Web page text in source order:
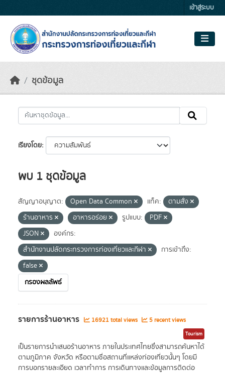
เข้าสู่ระบบ
ชุดข้อมูล
เรียงโดย
พบ 1 ชุดข้อมูล
สัญญาอนุญาต: Open Data Common แท็ค:
ตามสั่ง
ร้านอาหาร
อาหารอร่อย รูปแบบ:
PDF
JSON
องค์กร:
สำนักงานปลัดกระทรวงการท่องเที่ยวและกีฬา
การเข้าถึง:
false
กรองผลลัพธ์
รายการร้านอาหาร 16921 total views 5 recent views
Tourism
เป็นรายการนำเสนอร้านอาหาร ภายในประเทศไทยซึ่งสามารถค้นหาได้
ตามภูมิภาค จังหวัด หรือตามชื่อสถานที่แหล่งท่องเที่ยวนั้นๆ โดยมี
การบอกรายละเอียด เวลาทำการ การเดินทางและข้อมูลการติดต่อ